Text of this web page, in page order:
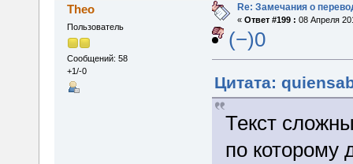
Theo
Пользователь
Сообщений: 58
+1/-0
Re: Замечания о
« Ответ #199 : 08 Апреля
(−)0
Цитата:
Текст
по которому